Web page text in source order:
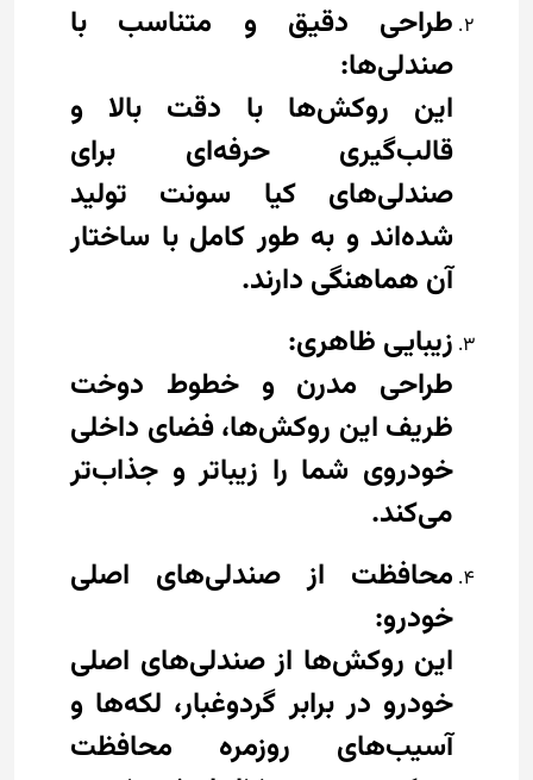
طراحی دقیق و متناسب با
صندلی‌ها:
این روکش‌ها با دقت بالا و
قالب‌گیری حرفه‌ای برای
صندلی‌های کیا سونت تولید
شده‌اند و به طور کامل با ساختار
آن هماهنگی دارند.
زیبایی ظاهری:
طراحی مدرن و خطوط دوخت
ظریف این روکش‌ها، فضای داخلی
خودروی شما را زیباتر و جذاب‌تر
می‌کند.
محافظت از صندلی‌های اصلی
خودرو:
این روکش‌ها از صندلی‌های اصلی
خودرو در برابر گردوغبار، لکه‌ها و
آسیب‌های روزمره محافظت